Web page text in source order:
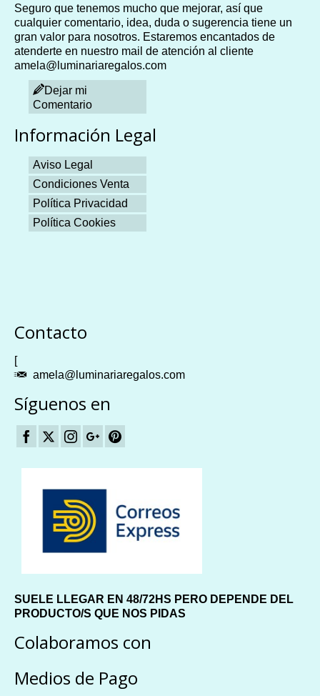
Seguro que tenemos mucho que mejorar, así que
cualquier comentario, idea, duda o sugerencia tiene un
gran valor para nosotros. Estaremos encantados de
atenderte en nuestro mail de atención al cliente
amela@luminariaregalos.com
Dejar mi
Comentario
Información Legal
Aviso Legal
Condiciones Venta
Política Privacidad
Política Cookies
Contacto
[
amela@luminariaregalos.com
Síguenos en
SUELE LLEGAR EN 48/72HS PERO DEPENDE DEL
PRODUCTO/S QUE NOS PIDAS
Colaboramos con
Medios de Pago